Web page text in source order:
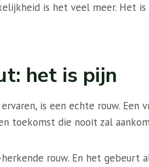
is het veel meer. Het
het is pijn
is een echte rouw. Een
toekomst die nooit zal
rouw. En het gebeurt